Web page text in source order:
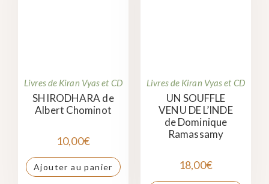
Livres de Kiran Vyas et CD
SHIRODHARA de
Albert Chominot
10,00€
Ajouter au panier
Livres de Kiran Vyas et CD
UN SOUFFLE
VENU DE L’INDE
de Dominique
Ramassamy
18,00€